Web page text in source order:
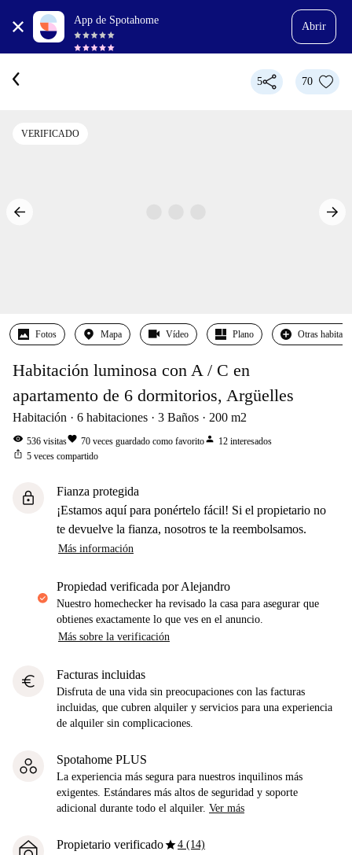
App de Spotahome
Abrir
5 70
VERIFICADO
Fotos Mapa Vídeo Plano Otras
Habitación luminosa con A / C en
apartamento de 6 dormitorios, Argüelles
Habitación 6 habitaciones 3 Baños 200 m2
visibility 536 visitasfavorite 70 veces guardado como favoritoperson 12 interesados
ios_share 5 veces compartido
lock
Fianza protegida
¡Estamos aquí para ponértelo fácil! Si el propietario no
te devuelve la fianza, nosotros te la reembolsamos.
Más información
propiedad verificada por Alejandro
Nuestro homechecker ha revisado la casa para asegurar que
obtienes exactamente lo que ves en el anuncio.
Más sobre la verificación
euro Facturas incluidas
Disfruta de una vida sin preocupaciones con las facturas
incluidas, que cubren alquiler y servicios para una experiencia
de alquiler sin complicaciones.
Spotahome PLUS
La experiencia más segura para nuestros inquilinos más
exigentes. Estándares más altos de seguridad y soporte
adicional durante todo el alquiler. Ver más
Propietario verificadostar4 (14)